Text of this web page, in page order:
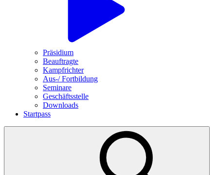
Präsidium
Beauftragte
Kampfrichter
Aus-/ Fortbildung
Seminare
Geschäftsstelle
Downloads
Startpass